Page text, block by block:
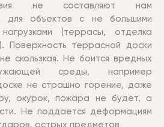
не составляют нам
для объектов с не большими
нагрузками (террасы, отделка
Поверхность террасной доски
скользкая. Не боится вредных
среды, например
не страшно горение, даже
окурок, пожара не будет, а
Не поддается деформациям
острых предметов